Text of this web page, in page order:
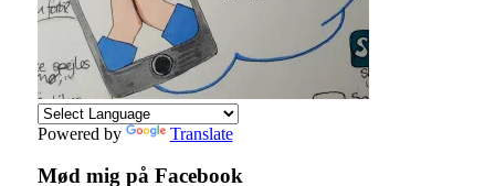
Powered by Translate
Mød mig på Facebook